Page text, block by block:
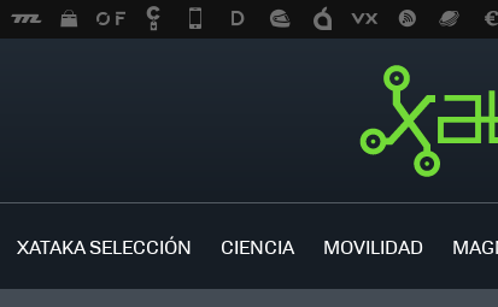
XATAKA SELECCIÓN CIENCIA MOVILIDAD